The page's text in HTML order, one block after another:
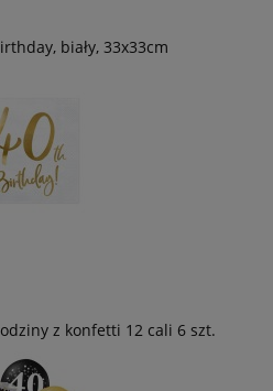
biały, 33x33cm
z konfetti 12 cali 6 szt.